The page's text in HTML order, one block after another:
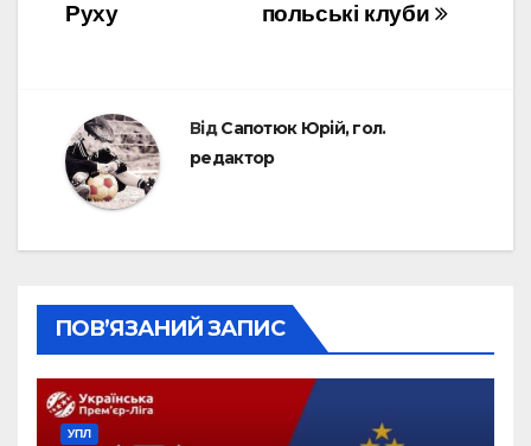
польські клуби
Руху
ВідСапотюк Юрій, гол.
редактор
ПОВ’ЯЗАНИЙ ЗАПИС
УПЛ